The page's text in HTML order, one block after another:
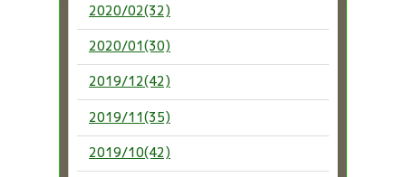
2020/02(32)
2020/01(30)
2019/12(42)
2019/11(35)
2019/10(42)